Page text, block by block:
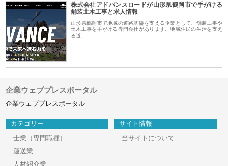
株式会社アドバンスロードが山形県鶴岡市で手がける
舗装土木工事と求人情報
山形県鶴岡市で地域の道路基盤を支える企業として、舗装工事や
土木工事を手がける専門会社があります。地域住民の生活を支え
る道…
企業ウェブプレスポータル
企業ウェブプレスポータル
カテゴリー
士業（専門職種）
運送業
人材紹介業
サイト情報
当サイトについて